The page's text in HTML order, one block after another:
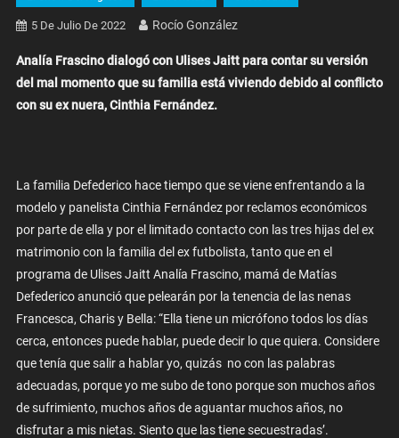
5 De Julio De 2022 Rocío González
Analía Frascino dialogó con Ulises Jaitt para contar su versión
del mal momento que su familia está viviendo debido al conflicto
con su ex nuera, Cinthia Fernández.
La familia Defederico hace tiempo que se viene enfrentando a la
modelo y panelista Cinthia Fernández por reclamos económicos
por parte de ella y por el limitado contacto con las tres hijas del ex
matrimonio con la familia del ex futbolista, tanto que en el
programa de Ulises Jaitt Analía Frascino, mamá de Matías
Defederico anunció que pelearán por la tenencia de las nenas
Francesca, Charis y Bella: “Ella tiene un micrófono todos los días
cerca, entonces puede hablar, puede decir lo que quiera. Considere
que tenía que salir a hablar yo, quizás no con las palabras
adecuadas, porque yo me subo de tono porque son muchos años
de sufrimiento, muchos años de aguantar muchos años, no
disfrutar a mis nietas. Siento que las tiene secuestradas’.